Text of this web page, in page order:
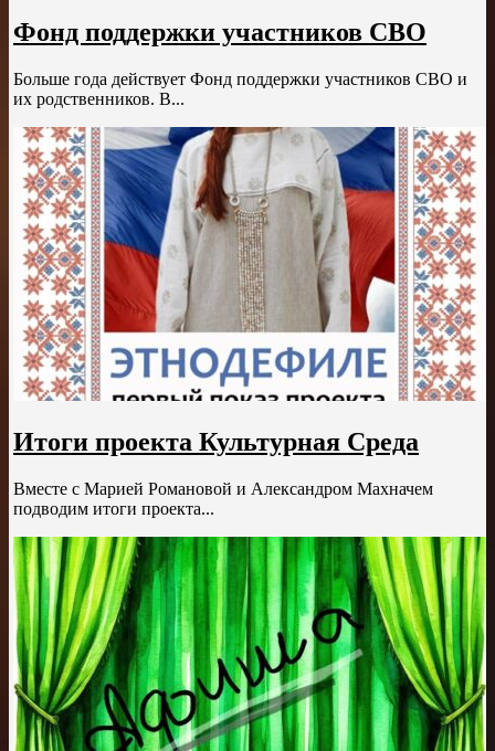
Фонд поддержки участников СВО
Больше года действует Фонд поддержки участников СВО и
их родственников. В...
Итоги проекта Культурная Среда
Вместе с Марией Романовой и Александром Махначем
подводим итоги проекта...